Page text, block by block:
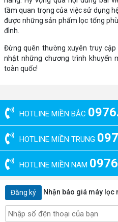
tầm quan trọng của việc sử dụng
được những sản phẩm lọc tổng
đình.
Đừng quên thường xuyên truy cập
nhật những chương trình khuyến
toàn quốc!
HOTLINE MIỀN BẮC
HOTLINE MIỀN TRUNG
HOTLINE MIỀN NAM
Đăng ký Nhận báo giá máy